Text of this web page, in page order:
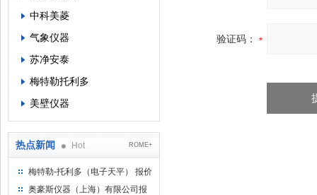
中科美菱
气象仪器
苏净安泰
梅特勒托利多
美壁仪器
热点新闻 Hot ROME+
梅特勒-托利多（电子天平） 报价
单
奥豪斯仪器（上海）有限公司报
验证码：